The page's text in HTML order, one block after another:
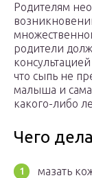
Родителям
родители
что сыпь не
малыша и
какого-либо
Чего
мазать